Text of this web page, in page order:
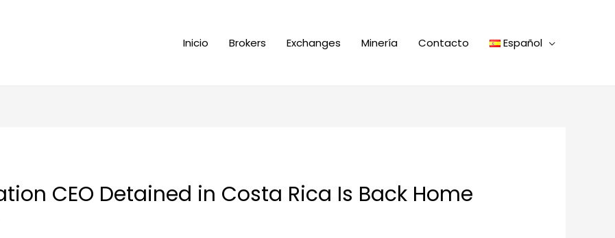
Inicio Brokers Exchanges Minería Contacto Español
CEO Detained in Costa Rica Is Back Home